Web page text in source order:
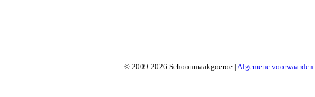
© 2009-2026 Schoonmaakgoeroe | Algemene voorwaarden